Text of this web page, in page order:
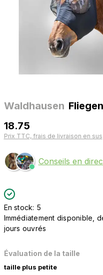
Waldhausen
18.75
Prix TTC, frais de livraison en sus
Conseils en
En stock: 5
Immédiatement disponible,
jours ouvrés
Évaluation de la taille
taille plus petite